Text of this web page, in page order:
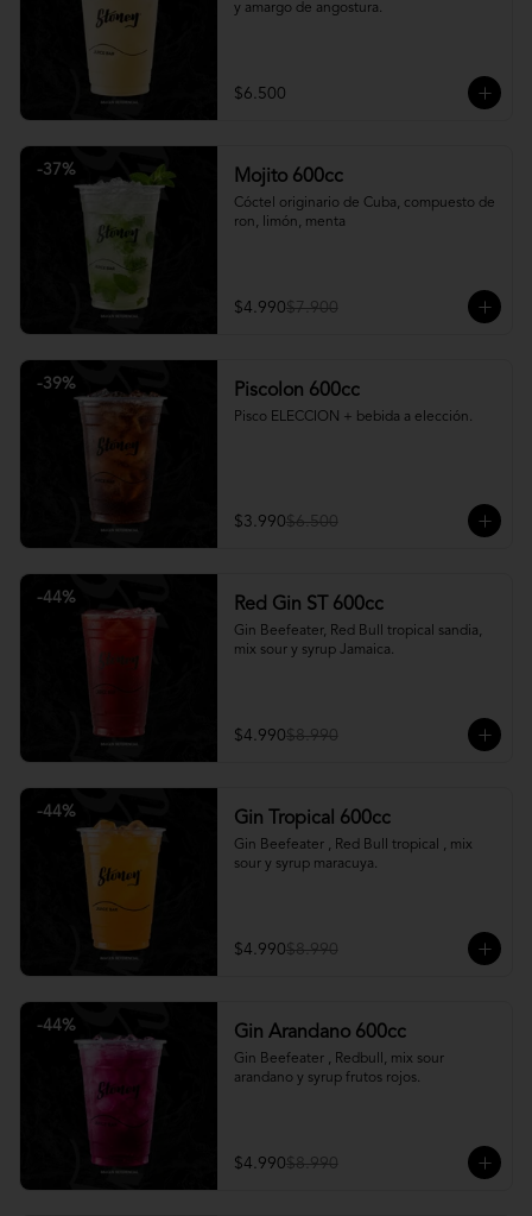
y amargo de angostura.
$6.500
-37% Mojito 600cc
Cóctel originario de Cuba, compuesto de
ron, limón, menta
$4.990$7.900
-39% Piscolon 600cc
Pisco ELECCION + bebida a elección.
$3.990$6.500
-44% Red Gin ST 600cc
Gin Beefeater, Red Bull tropical sandia,
mix sour y syrup Jamaica.
$4.990$8.990
-44% Gin Tropical 600cc
Gin Beefeater , Red Bull tropical , mix
sour y syrup maracuya.
$4.990$8.990
-44% Gin Arandano 600cc
Gin Beefeater , Redbull, mix sour
arandano y syrup frutos rojos.
$4.990$8.990